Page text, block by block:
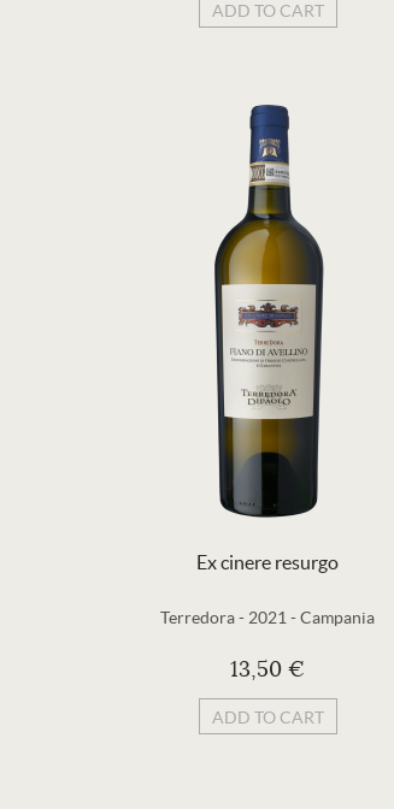
ADD TO CART
Ex cinere resurgo
Terredora- 2021 -Campania
13,50 €
ADD TO CART